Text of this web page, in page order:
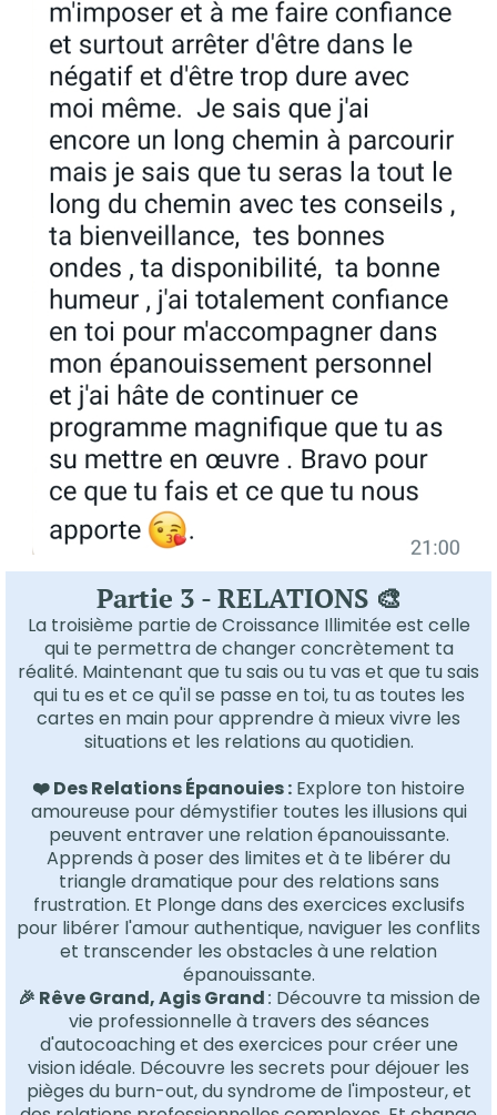
Partie 3 - RELATIONS 🎨
La troisième partie de Croissance Illimitée est celle
qui te permettra de changer concrètement ta
réalité. Maintenant que tu sais ou tu vas et que tu sais
qui tu es et ce qu'il se passe en toi, tu as toutes les
cartes en main pour apprendre à mieux vivre les
situations et les relations au quotidien.
​❤️​ Des Relations Épanouies : Explore ton histoire
amoureuse pour démystifier toutes les illusions qui
peuvent entraver une relation épanouissante.
Apprends à poser des limites et à te libérer du
triangle dramatique pour des relations sans
frustration. Et Plonge dans des exercices exclusifs
pour libérer l'amour authentique, naviguer les conflits
et transcender les obstacles à une relation
épanouissante.
🎉​ Rêve Grand, Agis Grand: Découvre ta mission de
vie professionnelle à travers des séances
d'autocoaching et des exercices pour créer une
vision idéale. Découvre les secrets pour déjouer les
pièges du burn-out, du syndrome de l'imposteur, et